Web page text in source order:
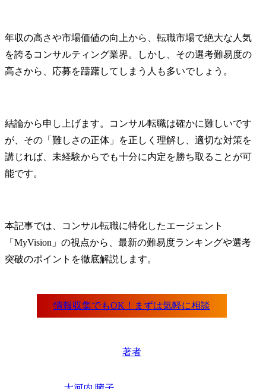
年収の高さや市場価値の向上から、転職市場で絶大な人気
を誇るコンサルティング業界。しかし、その選考難易度の
高さから、応募を躊躇してしまう人も多いでしょう。
結論から申し上げます。コンサル転職は確かに難しいです
が、その「難しさの正体」を正しく理解し、適切な対策を
講じれば、未経験からでも十分に内定を勝ち取ることが可
能です。
本記事では、コンサル転職に特化したエージェント
「MyVision」の視点から、最新の難易度ランキングや選考
突破のポイントを徹底解説します。
著者